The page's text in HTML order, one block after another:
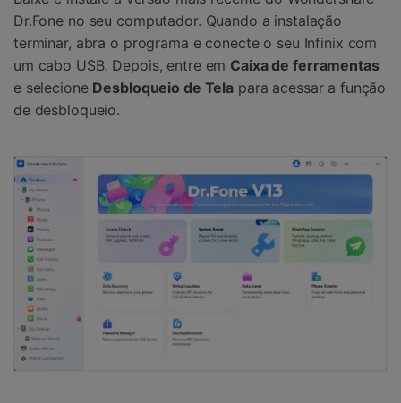
Dr.Fone no seu computador. Quando a instalação
terminar, abra o programa e conecte o seu Infinix com
um cabo USB. Depois, entre em Caixa de ferramentas
e selecione Desbloqueio de Tela para acessar a função
de desbloqueio.